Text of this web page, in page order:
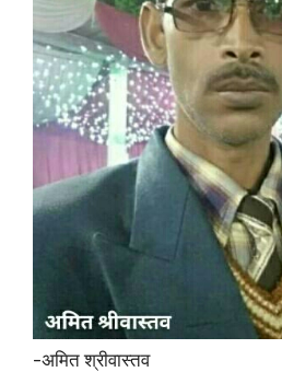
-अमित श्रीवास्तव